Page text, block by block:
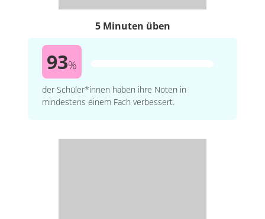
5 Minuten üben
93%
der Schüler*innen haben ihre Noten in
mindestens einem Fach verbessert.